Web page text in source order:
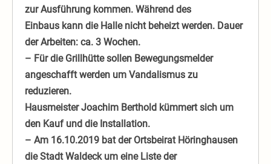
zur Ausführung kommen. Während des
Einbaus kann die Halle nicht beheizt werden. Dauer
der Arbeiten: ca. 3 Wochen.
– Für die Grillhütte sollen Bewegungsmelder
angeschafft werden um Vandalismus zu
reduzieren.
Hausmeister Joachim Berthold kümmert sich um
den Kauf und die Installation.
– Am 16.10.2019 bat der Ortsbeirat Höringhausen
die Stadt Waldeck um eine Liste der